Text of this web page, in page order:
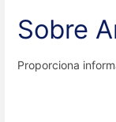
Sobre
Proporciona